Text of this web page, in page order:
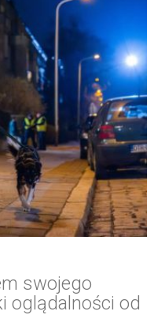
swojego
oglądalności od